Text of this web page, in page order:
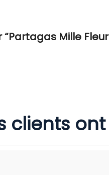
Mille
clients